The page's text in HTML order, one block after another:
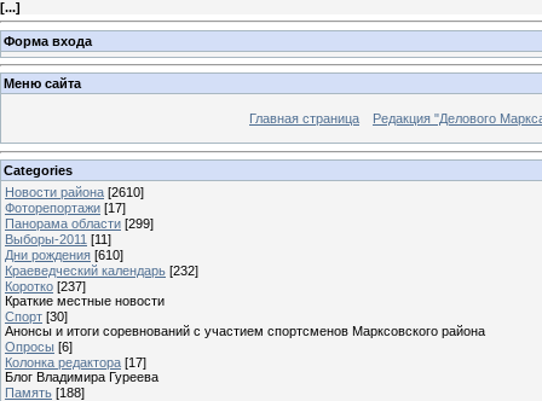
[...]
Форма входа
Меню сайта
Главная страница Редакция "Делового
Categories
Новости района [2610]
Фоторепортажи [17]
Панорама области [299]
Выборы-2011 [11]
Дни рождения [610]
Краеведческий календарь [232]
Коротко [237]
Краткие местные новости
Спорт [30]
Анонсы и итоги соревнований с участием спортсменов Марксовского района
Опросы [6]
Колонка редактора [17]
Блог Владимира Гуреева
Память [188]